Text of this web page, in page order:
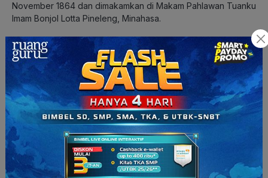
November 1864 dan dimakamkan di Makam Pahlawan Tuanku
Imam Bonjol Lotta Pineleng, Minahasa.
11. Frans Kaisiepo
Frans Kaisiepo lahir di Biak pada 10 Oktober 1921. Ia adalah
Gubernur Provinsi Papua keempat. Pada tahun 1993, Frans
Kaisiepo secara anumerta diakui sebagai Pahlawan Nasional
Indonesia karena usahanya sepanjang hidup untuk
menyatukan Irian Barat dengan Indonesia.